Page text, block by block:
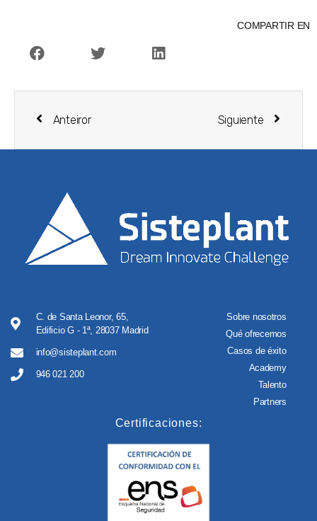
COMPARTIR EN
Anteiror Siguiente
C. de Santa Leonor, 65,
Edificio G - 1ª, 28037 Madrid
info@sisteplant.com
946 021 200
Sobre nosotros
Qué ofrecemos
Casos de éxito
Academy
Talento
Partners
Certificaciones: